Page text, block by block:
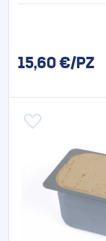
15,60 €/PZ